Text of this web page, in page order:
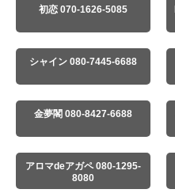
初恋 070-1626-5085
シャイン 080-7445-6688
金夢閣 080-8427-6688
アロマdeアガペ 080-1295-
8080